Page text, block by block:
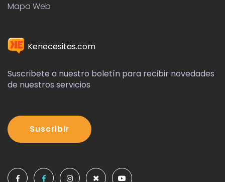
Mapa Web
Kenecesitas.com
Suscribete a nuestro boletín para recibir novedades
de nuestros servicios
Suscribir